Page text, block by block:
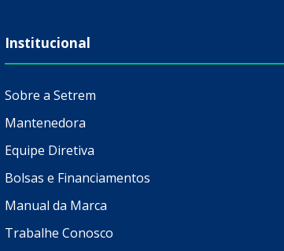
Institucional
Sobre a Setrem
Mantenedora
Equipe Diretiva
Bolsas e Financiamentos
Manual da Marca
Trabalhe Conosco